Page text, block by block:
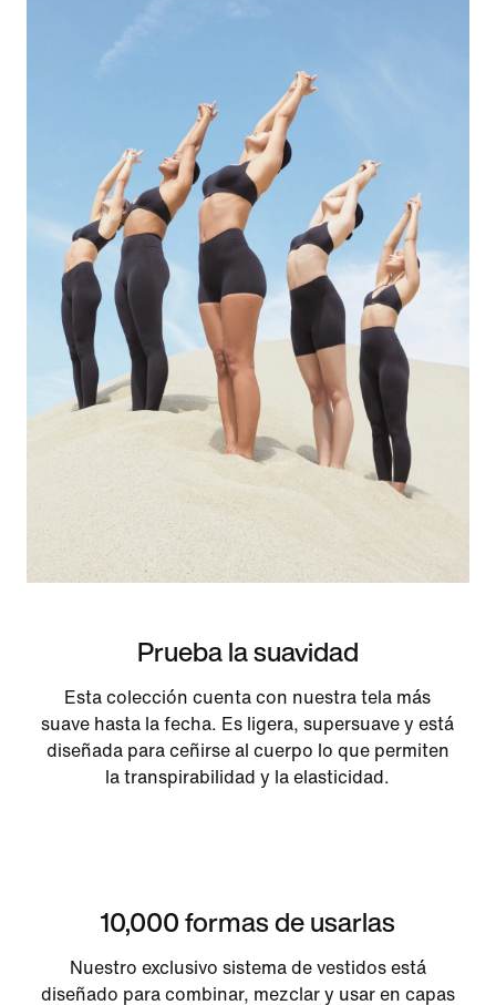
Prueba la suavidad
Esta colección cuenta con nuestra tela más
suave hasta la fecha. Es ligera, supersuave y está
diseñada para ceñirse al cuerpo lo que permiten
la transpirabilidad y la elasticidad.
10,000 formas de usarlas
Nuestro exclusivo sistema de vestidos está
diseñado para combinar, mezclar y usar en capas